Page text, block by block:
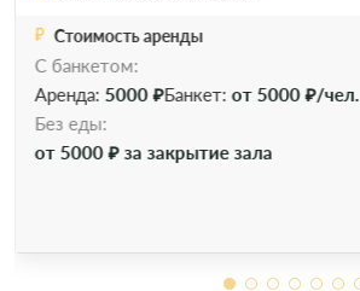
Стоимость аренды
С банкетом:
Аренда: 5000 ₽Банкет:от 5000 ₽/чел.
Без еды:
от 5000 ₽ за закрытие зала